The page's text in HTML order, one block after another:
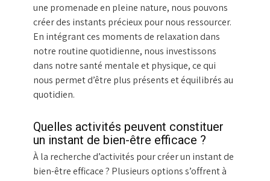
une promenade en pleine nature, nous pouvons
créer des instants précieux pour nous ressourcer.
En intégrant ces moments de relaxation dans
notre routine quotidienne, nous investissons
dans notre santé mentale et physique, ce qui
nous permet d’être plus présents et équilibrés au
quotidien.
Quelles activités peuvent constituer
un instant de bien-être efficace ?
À la recherche d’activités pour créer un instant de
bien-être efficace ? Plusieurs options s’offrent à